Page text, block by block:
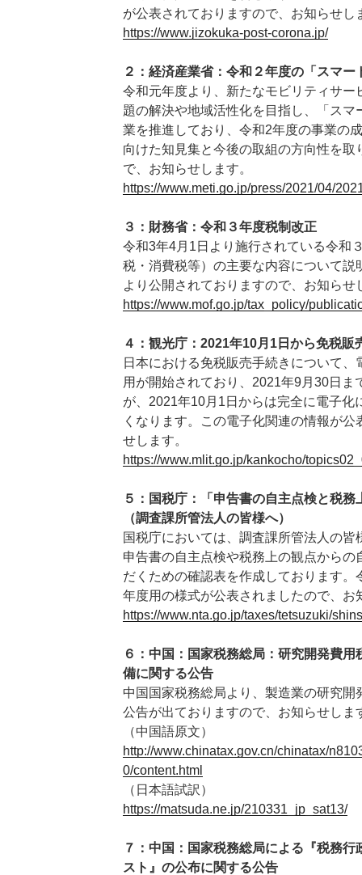
が公表されておりますので、お知らせし
https://www.jizokuka-post-corona.jp/
２：経済産業省：令和２年度の「スマ
令和元年度より、新たなモビリティサー
題の解決や地域活性化を目指し、「ス
業を推進しており、令和2年度の事業の
向けた知見集と今後の取組の方向性を
で、お知らせします。
https://www.meti.go.jp/press/2021/04/
３：財務省：令和３年度税制改正
令和3年4月1日より施行されている令和
税・消費税等）の主要な内容について説
より公開されておりますので、お知らせ
https://www.mof.go.jp/tax_policy/
４：観光庁： 2021年10月 1日から免税販
日本における免税販売手続きについて
用が開始されており、2021年9月30日ま
が、2021年10月1日からは完全に電子化
くなります。この電子化関連の情報が
せします。
https://www.mlit.go.jp/kankocho/
５：国税庁：「申告書の自主点検と税
（調査課所管法人の皆様へ）
国税庁においては、調査課所管法人の
申告書の自主点検や税務上の観点から
だくための確認表を作成しております
年度用の様式が公表されましたので、お
https://www.nta.go.jp/taxes/tetsuzuki/
６：中国：国家税務総局：研究開発費
備に関する公告
中国国家税務総局より、製造業の研究
公告が出ておりますので、お知らせしま
（中国語原文）
http://www.chinatax.gov.cn/chinatax/
0/content.html
（日本語試訳）
https://matsuda.ne.jp/210331_jp_sat13/
７：中国：国家税務総局による『税務
スト』の公布に関する公告